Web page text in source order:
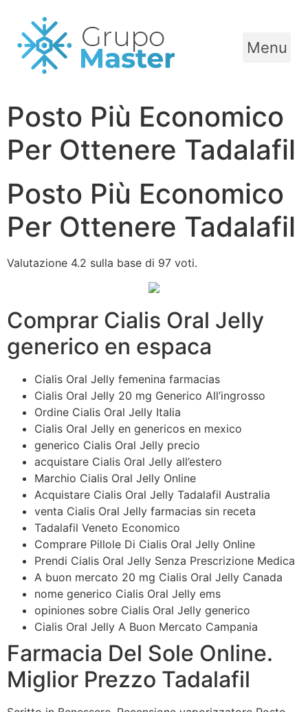
Menu
Posto Più Economico
Per Ottenere Tadalafil
Posto Più Economico
Per Ottenere Tadalafil
Valutazione 4.2 sulla base di 97 voti.
Comprar Cialis Oral Jelly
generico en espaсa
Cialis Oral Jelly femenina farmacias
Cialis Oral Jelly 20 mg Generico All’ingrosso
Ordine Cialis Oral Jelly Italia
Cialis Oral Jelly en genericos en mexico
generico Cialis Oral Jelly precio
acquistare Cialis Oral Jelly all’estero
Marchio Cialis Oral Jelly Online
Acquistare Cialis Oral Jelly Tadalafil Australia
venta Cialis Oral Jelly farmacias sin receta
Tadalafil Veneto Economico
Comprare Pillole Di Cialis Oral Jelly Online
Prendi Cialis Oral Jelly Senza Prescrizione Medica
A buon mercato 20 mg Cialis Oral Jelly Canada
nome generico Cialis Oral Jelly ems
opiniones sobre Cialis Oral Jelly generico
Cialis Oral Jelly A Buon Mercato Campania
Farmacia Del Sole Online.
Miglior Prezzo Tadalafil